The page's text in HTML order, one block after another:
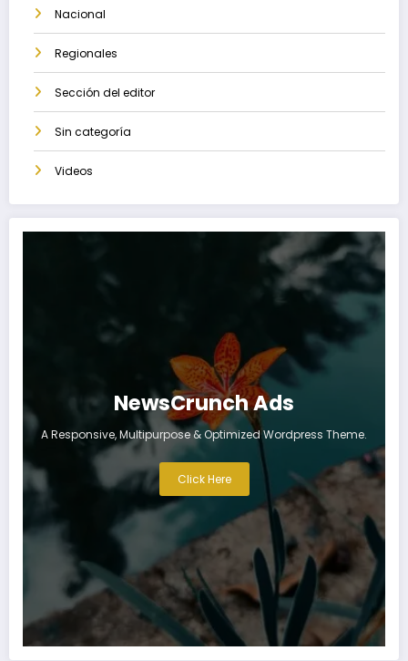
Nacional
Regionales
Sección del editor
Sin categoría
Videos
NewsCrunch Ads
A Responsive, Multipurpose & Optimized Wordpress Theme.
Click Here